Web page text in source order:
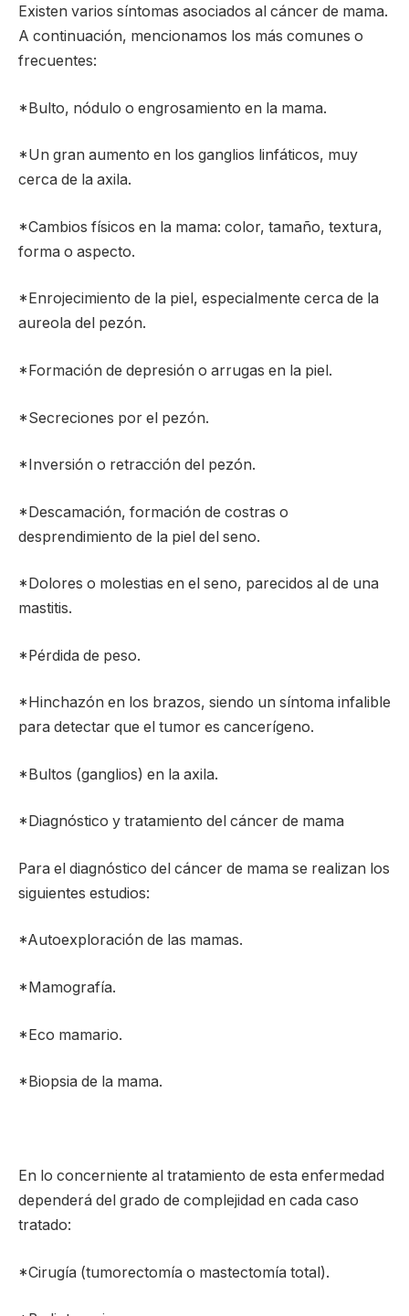
Existen varios síntomas asociados al cáncer de mama.
A continuación, mencionamos los más comunes o
frecuentes:
*Bulto, nódulo o engrosamiento en la mama.
*Un gran aumento en los ganglios linfáticos, muy
cerca de la axila.
*Cambios físicos en la mama: color, tamaño, textura,
forma o aspecto.
*Enrojecimiento de la piel, especialmente cerca de la
aureola del pezón.
*Formación de depresión o arrugas en la piel.
*Secreciones por el pezón.
*Inversión o retracción del pezón.
*Descamación, formación de costras o
desprendimiento de la piel del seno.
*Dolores o molestias en el seno, parecidos al de una
mastitis.
*Pérdida de peso.
*Hinchazón en los brazos, siendo un síntoma infalible
para detectar que el tumor es cancerígeno.
*Bultos (ganglios) en la axila.
*Diagnóstico y tratamiento del cáncer de mama
Para el diagnóstico del cáncer de mama se realizan los
siguientes estudios:
*Autoexploración de las mamas.
*Mamografía.
*Eco mamario.
*Biopsia de la mama.
En lo concerniente al tratamiento de esta enfermedad
dependerá del grado de complejidad en cada caso
tratado:
*Cirugía (tumorectomía o mastectomía total).